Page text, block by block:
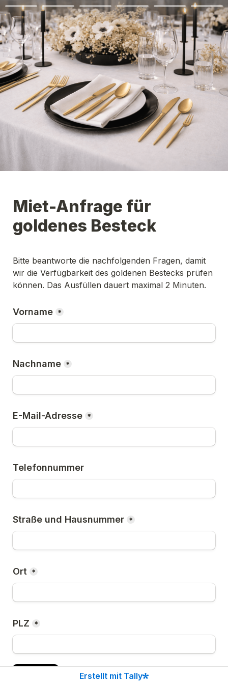
Miet-Anfrage für
goldenes Besteck
Bitte beantworte die nachfolgenden Fragen, damit
wir die Verfügbarkeit des goldenen Bestecks prüfen
können. Das Ausfüllen dauert maximal 2 Minuten.
Vorname *
Nachname *
E-Mail-Adresse *
Telefonnummer
Straße und Hausnummer *
Ort *
PLZ *
Erstellt mit Tally